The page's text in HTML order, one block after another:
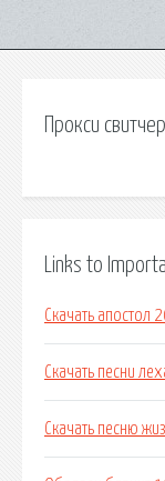
Прокси
Links to
Скачать апостол
Скачать песни
Скачать песню